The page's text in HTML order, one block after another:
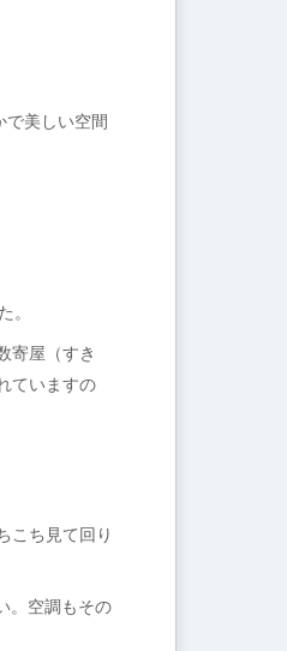
で美しい空間
。
寄屋（すき
ていますの
こち見て回り
。空調もその